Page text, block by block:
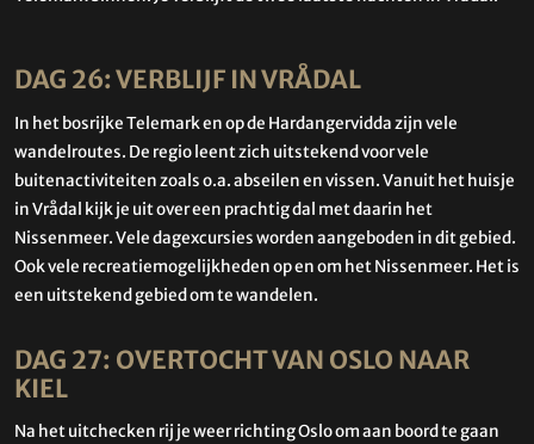
DAG 26: VERBLIJF IN VRÅDAL
In het bosrijke Telemark en op de Hardangervidda zijn vele
wandelroutes. De regio leent zich uitstekend voor vele
buitenactiviteiten zoals o.a. abseilen en vissen. Vanuit het huisje
in Vrådal kijk je uit over een prachtig dal met daarin het
Nissenmeer. Vele dagexcursies worden aangeboden in dit gebied.
Ook vele recreatiemogelijkheden op en om het Nissenmeer. Het is
een uitstekend gebied om te wandelen.
DAG 27: OVERTOCHT VAN OSLO NAAR
KIEL
Na het uitchecken rij je weer richting Oslo om aan boord te gaan